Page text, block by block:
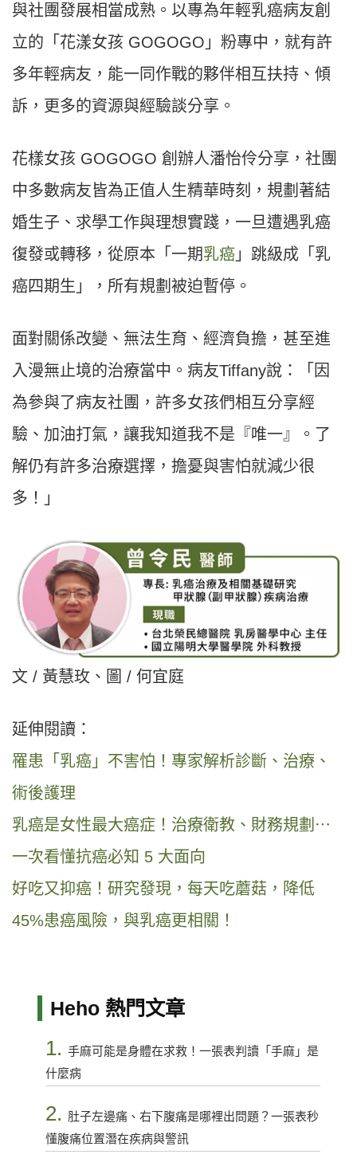
與社團發展相當成熟。以專為年輕乳癌病友創
立的「花漾女孩 GOGOGO」粉專中，就有許
多年輕病友，能一同作戰的夥伴相互扶持、傾
訴，更多的資源與經驗談分享。
花樣女孩 GOGOGO 創辦人潘怡伶分享，社團
中多數病友皆為正值人生精華時刻，規劃著結
婚生子、求學工作與理想實踐，一旦遭遇乳癌
復發或轉移，從原本「一期乳癌 」跳級成「乳
癌四期生」，所有規劃被迫暫停。
面對關係改變、無法生育、經濟負擔，甚至進
入漫無止境的治療當中。病友Tiffany說：「因
為參與了病友社團，許多女孩們相互分享經
驗、加油打氣，讓我知道我不是『唯一』。了
解仍有許多治療選擇，擔憂與害怕就減少很
多！」
文 / 黃慧玫、圖 / 何宜庭
延伸閱讀：
罹患「乳癌」不害怕！專家解析診斷、治療、
術後護理
乳癌是女性最大癌症！治療衛教、財務規劃⋯
一次看懂抗癌必知 5 大面向
好吃又抑癌！研究發現，每天吃蘑菇，降低
45%患癌風險，與乳癌更相關！
Heho 熱門文章
1. 手麻可能是身體在求救！一張表判讀「手麻」是
什麼病
2. 肚子左邊痛、右下腹痛是哪裡出問題？一張表秒
懂腹痛位置潛在疾病與警訊